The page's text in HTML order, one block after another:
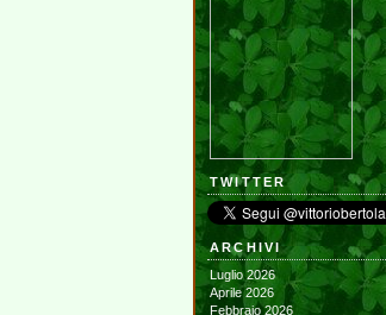
TWITTER
ARCHIVI
Luglio 2026
Aprile 2026
Febbraio 2026